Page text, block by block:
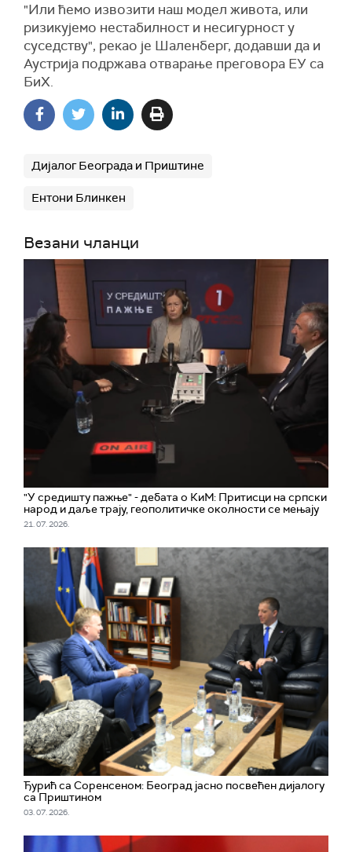
"Или ћемо извозити наш модел живота, или
ризикујемо нестабилност и несигурност у
суседству", рекао је Шаленберг, додавши да и
Аустрија подржава отварање преговора ЕУ са
БиХ.
Дијалог Београда и Приштине
Ентони Блинкен
Везани чланци
"У средишту пажње" - дебата о КиМ: Притисци на српски
народ и даље трају, геополитичке околности се мењају
21. 07. 2026.
Ђурић са Соренсеном: Београд јасно посвећен дијалогу
са Приштином
03. 07. 2026.